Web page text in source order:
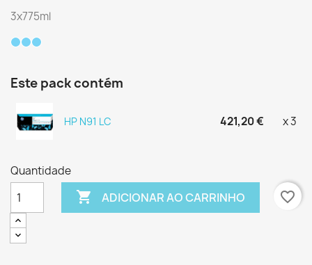
3x775ml
Este pack contém
HP N91 LC 421,20 € x 3
Quantidade
 ADICIONAR AO CARRINHO favorite_border